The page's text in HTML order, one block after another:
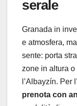
serale
Granada in
e atmosfera,
sente: porta
zone in altura
l’Albayzín. Per
prenota con